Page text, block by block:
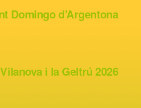
Domingo d’Argentona
i la Geltrú 2026